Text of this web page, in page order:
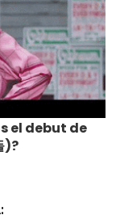
el debut de
)?